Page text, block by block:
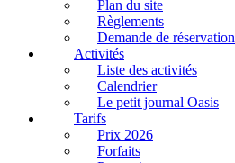
Plan du site
Règlements
Demande de réservation
Activités
Liste des activités
Calendrier
Le petit journal Oasis
Tarifs
Prix 2026
Forfaits